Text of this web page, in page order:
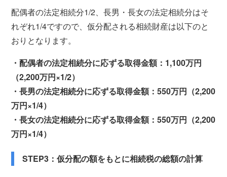
配偶者の法定相続分1/2、長男・長女の法定相続分はそ
れぞれ1/4ですので、仮分配される相続財産は以下のと
おりとなります。
・配偶者の法定相続分に応ずる取得金額：1,100万円
（2,200万円×1/2）
・長男の法定相続分に応ずる取得金額：550万円（2,200
万円×1/4）
・長女の法定相続分に応ずる取得金額：550万円（2,200
万円×1/4）
STEP3：仮分配の額をもとに相続税の総額の計算